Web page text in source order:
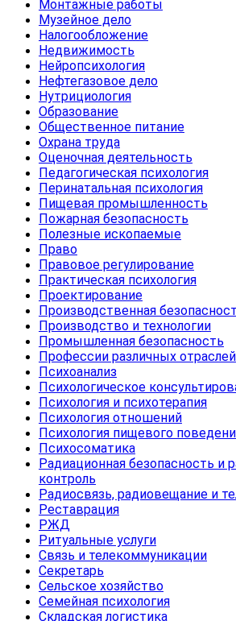
Монтажные работы
Музейное дело
Налогообложение
Недвижимость
Нейропсихология
Нефтегазовое дело
Нутрициология
Образование
Общественное питание
Охрана труда
Оценочная деятельность
Педагогическая психология
Перинатальная психология
Пищевая промышленность
Пожарная безопасность
Полезные ископаемые
Право
Правовое регулирование
Практическая психология
Проектирование
Производственная
Производство и технологии
Промышленная безопасность
Профессии различных отраслей
Психоанализ
Психологическое
Психология и психотерапия
Психология отношений
Психология пищевого
Психосоматика
Радиационная безопасность и
контроль
Радиосвязь, радиовещание и
Реставрация
РЖД
Ритуальные услуги
Связь и телекоммуникации
Секретарь
Сельское хозяйство
Семейная психология
Складская логистика